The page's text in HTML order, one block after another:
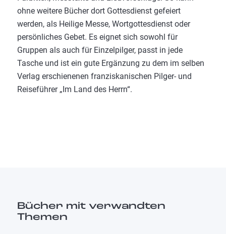
ohne weitere Bücher dort Gottesdienst gefeiert
werden, als Heilige Messe, Wortgottesdienst oder
persönliches Gebet. Es eignet sich sowohl für
Gruppen als auch für Einzelpilger, passt in jede
Tasche und ist ein gute Ergänzung zu dem im selben
Verlag erschienenen franziskanischen Pilger- und
Reiseführer „Im Land des Herrn“.
Bücher mit verwandten
Themen